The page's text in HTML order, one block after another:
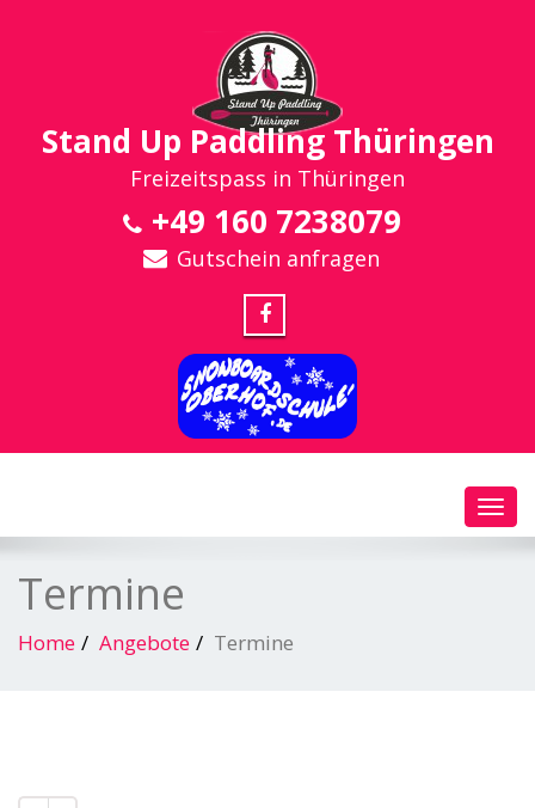
Stand Up Paddling Thüringen
Freizeitspass in Thüringen
+49 160 7238079
Gutschein anfragen
Termine
Home Angebote Termine